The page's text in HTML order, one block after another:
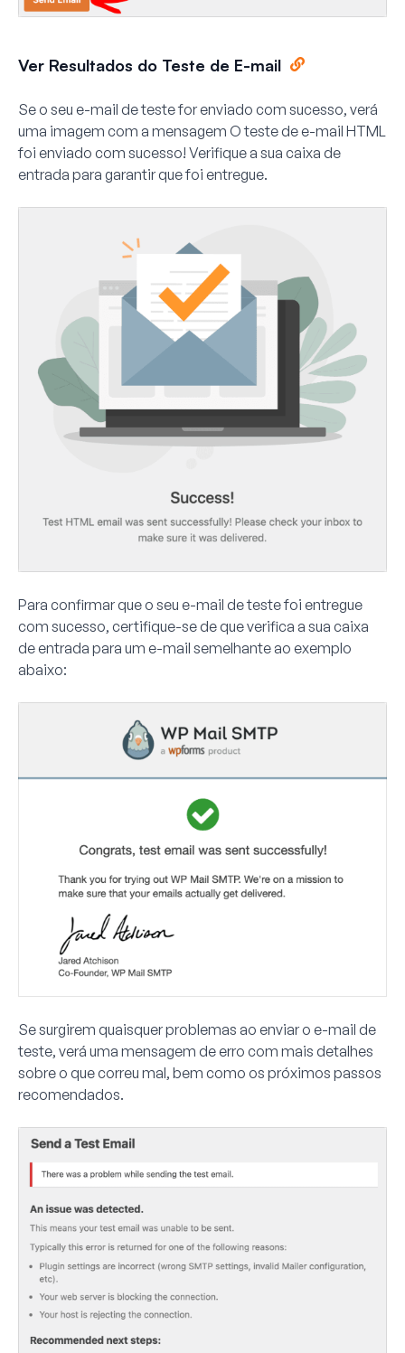
Ver Resultados do Teste de E-mail
Se o seu e-mail de teste for enviado com sucesso, verá
uma imagem com a mensagem O teste de e-mail HTML
foi enviado com sucesso! Verifique a sua caixa de
entrada para garantir que foi entregue.
Para confirmar que o seu e-mail de teste foi entregue
com sucesso, certifique-se de que verifica a sua caixa
de entrada para um e-mail semelhante ao exemplo
abaixo:
Se surgirem quaisquer problemas ao enviar o e-mail de
teste, verá uma mensagem de erro com mais detalhes
sobre o que correu mal, bem como os próximos passos
recomendados.